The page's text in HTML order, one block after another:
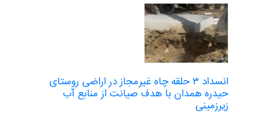
انسداد ۳ حلقه چاه غیرمجاز در اراضی روستای
حیدره همدان با هدف صیانت از منابع آب
زیرزمینی